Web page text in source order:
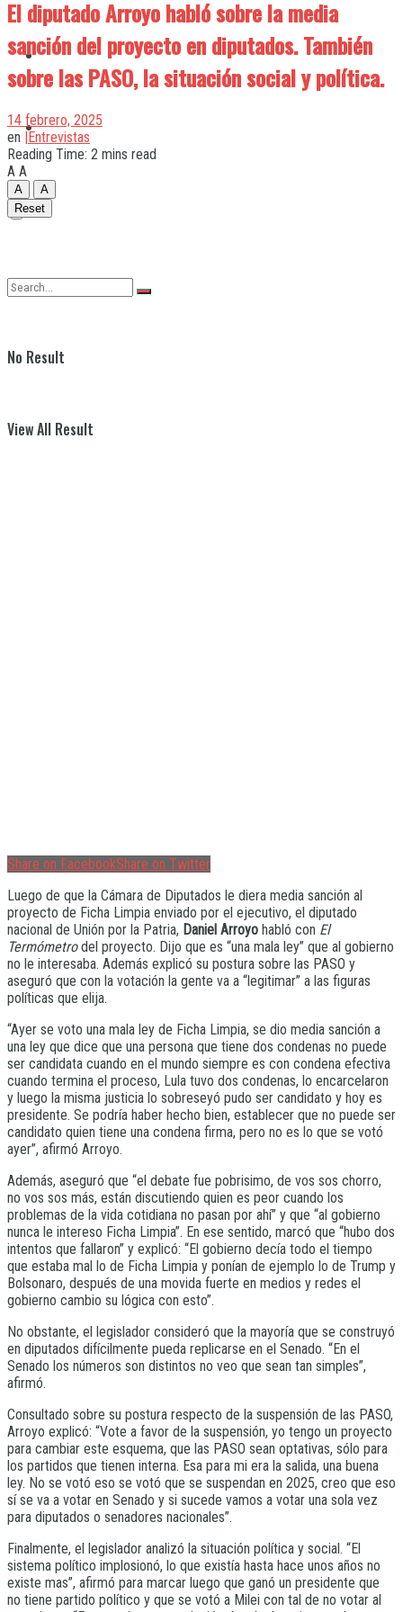
Quilmes
Varela
No Result
View All Result
El diputado Arroyo habló sobre la media
sanción del proyecto en diputados. También
sobre las PASO, la situación social y política.
14 febrero, 2025
en |Entrevistas
Reading Time: 2 mins read
A A
A
A
Reset
Share on FacebookShare on Twitter
Luego de que la Cámara de Diputados le diera media sanción al
proyecto de Ficha Limpia enviado por el ejecutivo, el diputado
nacional de Unión por la Patria, Daniel Arroyo habló con El
Termómetrodel proyecto. Dijo que es “una mala ley” que al gobierno
no le interesaba. Además explicó su postura sobre las PASO y
aseguró que con la votación la gente va a “legitimar” a las figuras
políticas que elija.
“Ayer se voto una mala ley de Ficha Limpia, se dio media sanción a
una ley que dice que una persona que tiene dos condenas no puede
ser candidata cuando en el mundo siempre es con condena efectiva
cuando termina el proceso, Lula tuvo dos condenas, lo encarcelaron
y luego la misma justicia lo sobreseyó pudo ser candidato y hoy es
presidente. Se podría haber hecho bien, establecer que no puede ser
candidato quien tiene una condena firma, pero no es lo que se votó
ayer”, afirmó Arroyo.
Además, aseguró que “el debate fue pobrisimo, de vos sos chorro,
no vos sos más, están discutiendo quien es peor cuando los
problemas de la vida cotidiana no pasan por ahí” y que “al gobierno
nunca le intereso Ficha Limpia”. En ese sentido, marcó que “hubo dos
intentos que fallaron” y explicó: “El gobierno decía todo el tiempo
que estaba mal lo de Ficha Limpia y ponían de ejemplo lo de Trump y
Bolsonaro, después de una movida fuerte en medios y redes el
gobierno cambio su lógica con esto”.
No obstante, el legislador consideró que la mayoría que se construyó
en diputados difícilmente pueda replicarse en el Senado. “En el
Senado los números son distintos no veo que sean tan simples”,
afirmó.
Consultado sobre su postura respecto de la suspensión de las PASO,
Arroyo explicó: “Vote a favor de la suspensión, yo tengo un proyecto
para cambiar este esquema, que las PASO sean optativas, sólo para
los partidos que tienen interna. Esa para mi era la salida, una buena
ley. No se votó eso se votó que se suspendan en 2025, creo que eso
sí se va a votar en Senado y si sucede vamos a votar una sola vez
para diputados o senadores nacionales”.
Finalmente, el legislador analizó la situación política y social. “El
sistema político implosionó, lo que existía hasta hace unos años no
existe mas”, afirmó para marcar luego que ganó un presidente que
no tiene partido político y que se votó a Milei con tal de no votar al